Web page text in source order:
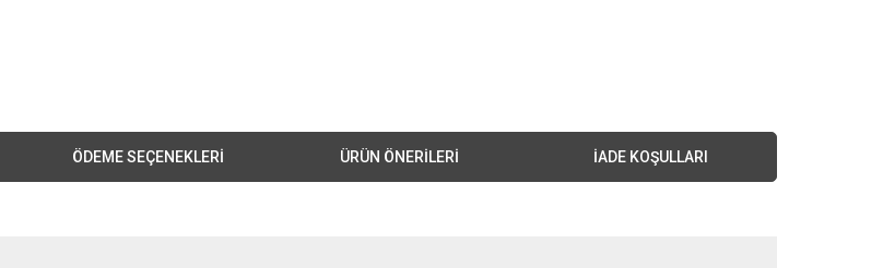
ÖDEME SEÇENEKLERI ÜRÜN ÖNERILERI İADE KOŞULLARI